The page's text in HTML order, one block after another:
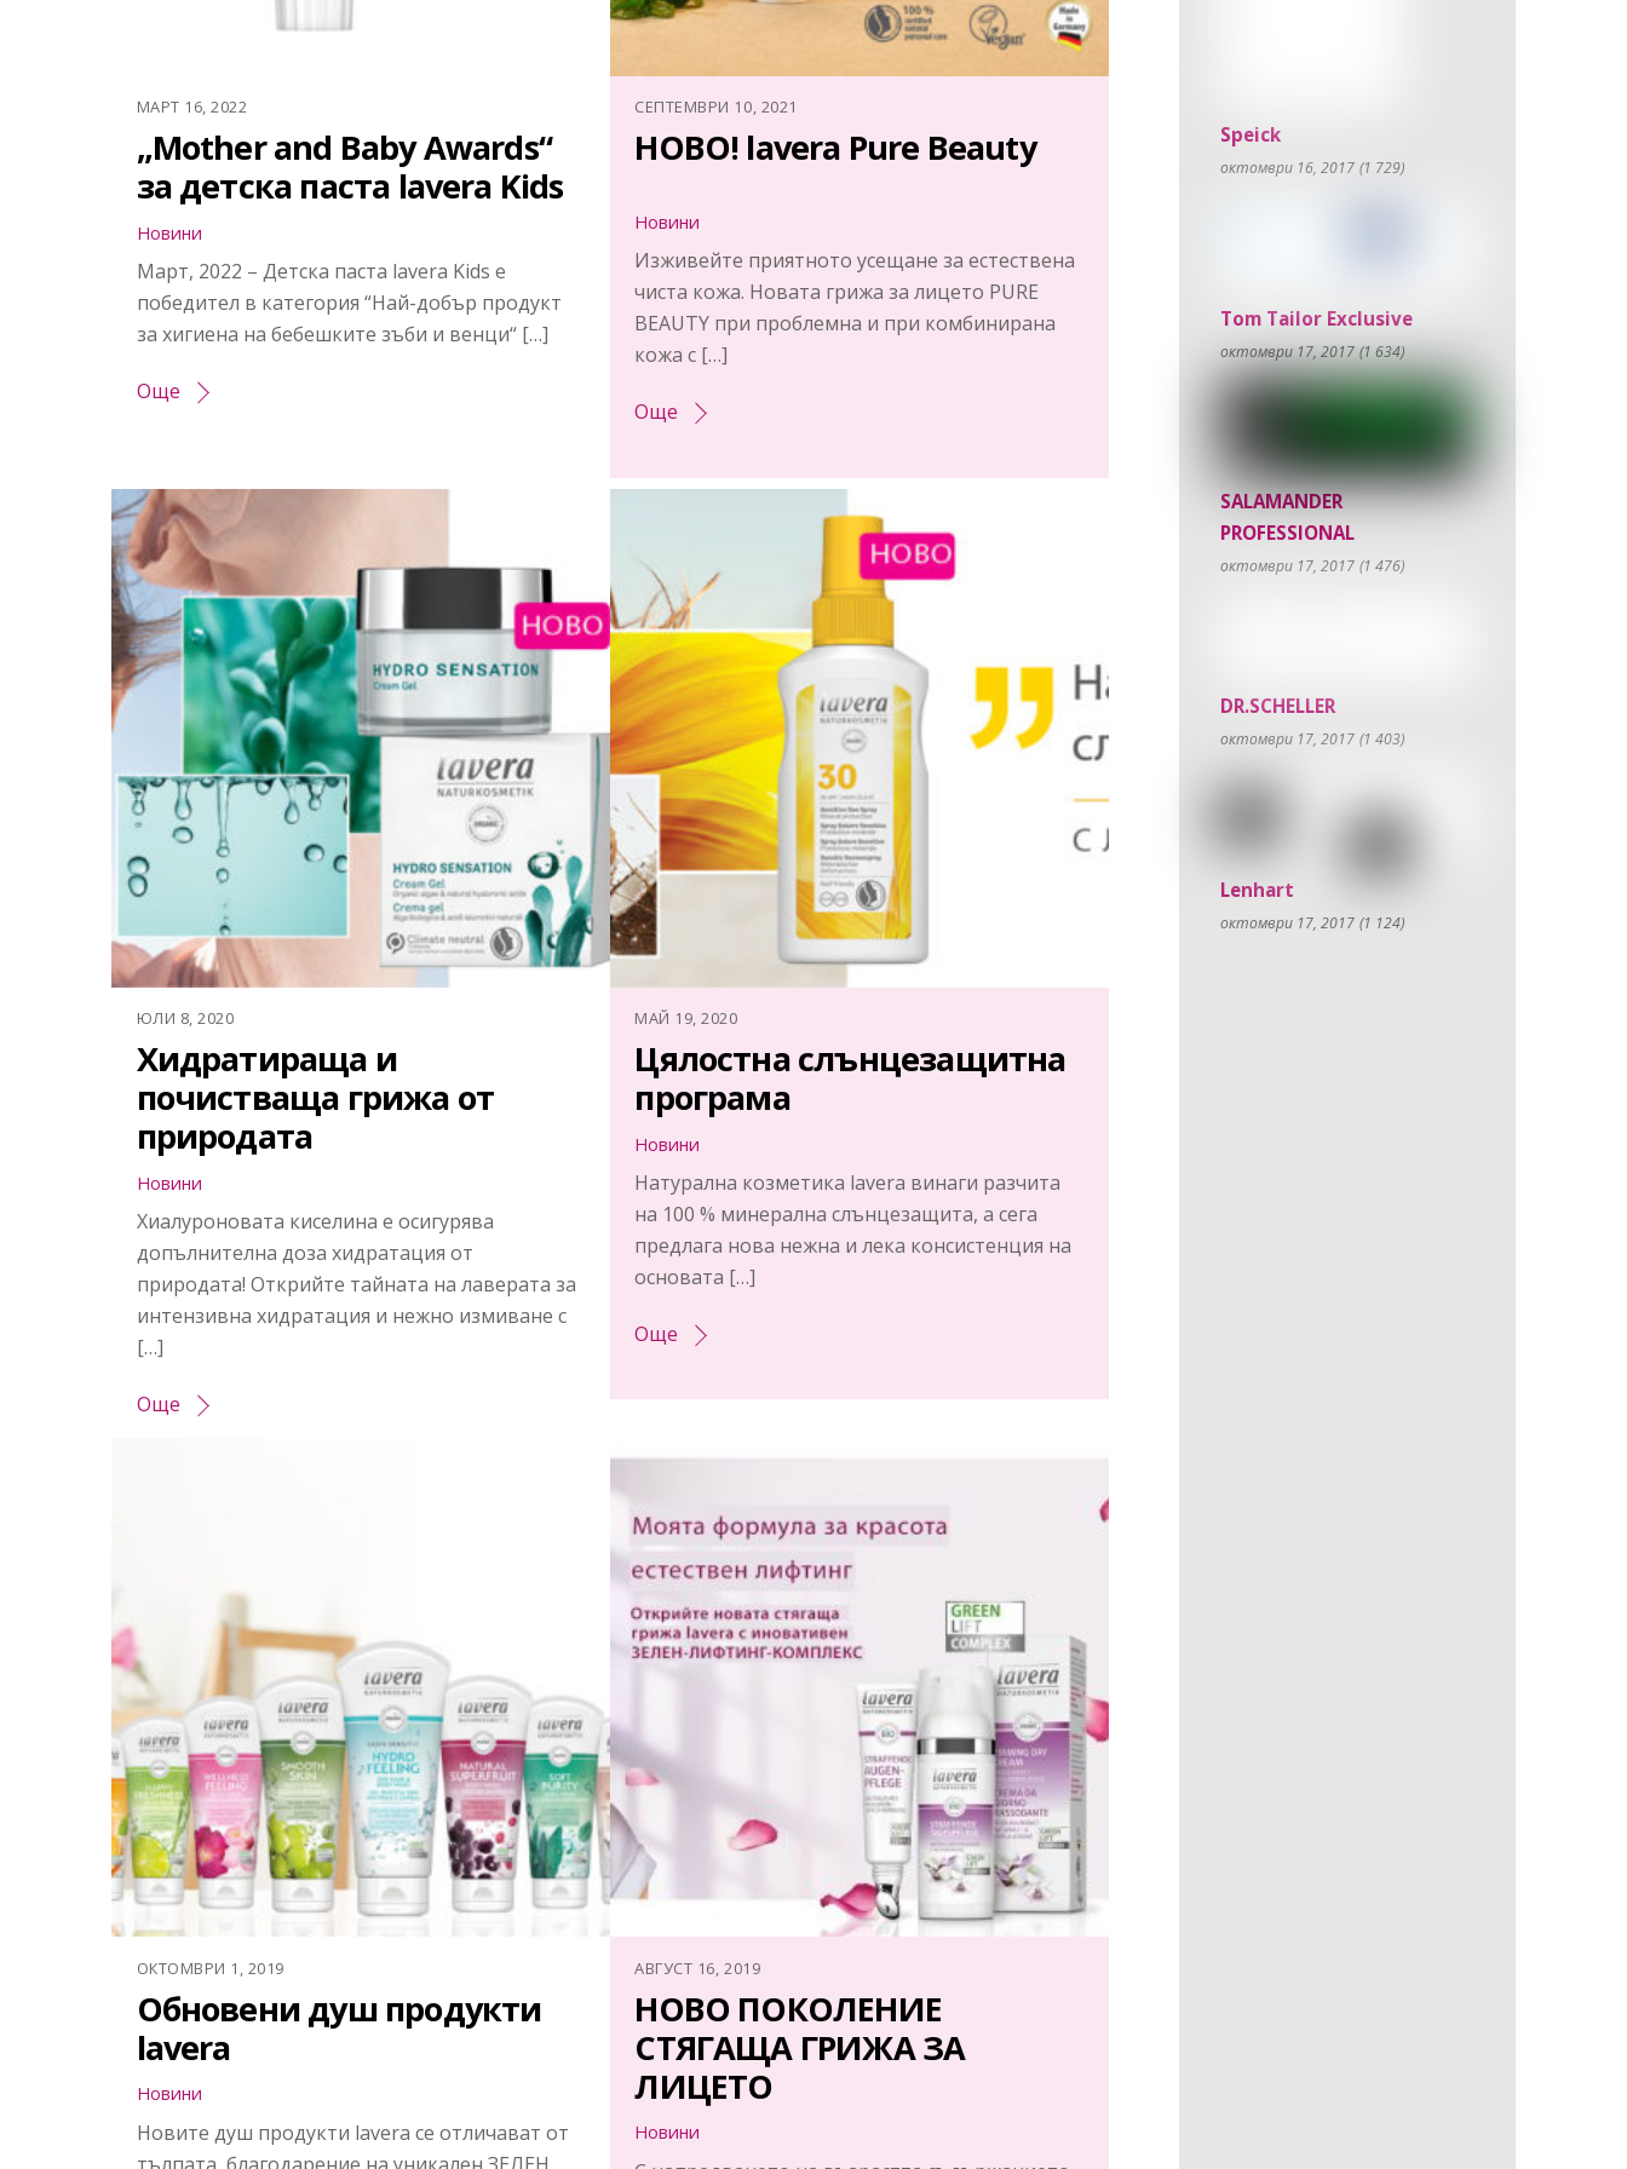
МАРТ 16, 2022
„Mother and Baby Awards“
за детска паста lavera Kids
Новини
Март, 2022 – Детска паста lavera Kids e
победител в категория “Най-добър продукт
за хигиена на бебешките зъби и венци“ […]
Още
СЕПТЕМВРИ 10, 2021
НОВО! lavera Pure Beauty
Новини
Изживейте приятното усещане за естествена
чиста кожа. Новата грижа за лицето PURE
BEAUTY при проблемна и при комбинирана
кожа с […]
Още
ЮЛИ 8, 2020
Хидратираща и
почистваща грижа от
природата
Новини
Хиалуроновата киселина е осигурява
допълнителна доза хидратация от
природата! Открийте тайната на лаверата за
интензивна хидратация и нежно измиване с
[…]
Още
МАЙ 19, 2020
Цялостна слънцезащитна
програма
Новини
Натурална козметика lavera винаги разчита
на 100 % минерална слънцезащита, а сега
предлага нова нежна и лека консистенция на
основата […]
Още
ОКТОМВРИ 1, 2019
Обновени душ продукти
lavera
Новини
Новите душ продукти lavera се отличават от
АВГУСТ 16, 2019
НОВО ПОКОЛЕНИЕ
СТЯГАЩА ГРИЖА ЗА
ЛИЦЕТО
Новини
Speick
октомври 16, 2017 (1 729)
Tom Tailor Exclusive
октомври 17, 2017 (1 634)
SALAMANDER
PROFESSIONAL
октомври 17, 2017 (1 476)
DR.SCHELLER
октомври 17, 2017 (1 403)
Lenhart
октомври 17, 2017 (1 124)